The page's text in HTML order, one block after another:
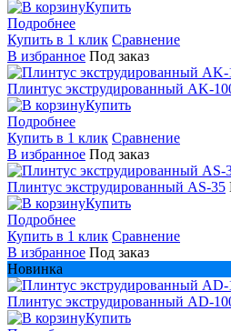
Купить
Подробнее
Купить в 1 клик Сравнение
В избранное Под заказ
Плинтус экструдированный AK-
Купить
Подробнее
Купить в 1 клик Сравнение
В избранное Под заказ
Плинтус экструдированный AS-35
Купить
Подробнее
Купить в 1 клик Сравнение
В избранное Под заказ
Новинка
Плинтус экструдированный AD-
Купить